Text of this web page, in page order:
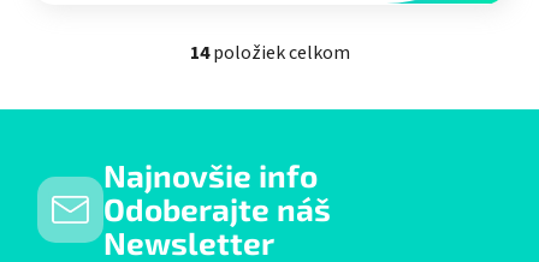
Ovládacie prvky výpisu
14položiek celkom
Najnovšie info
Odoberajte náš
Newsletter